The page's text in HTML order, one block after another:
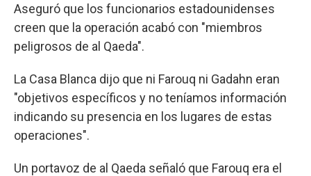
Aseguró que los funcionarios estadounidenses
creen que la operación acabó con "miembros
peligrosos de al Qaeda".
La Casa Blanca dijo que ni Farouq ni Gadahn eran
"objetivos específicos y no teníamos información
indicando su presencia en los lugares de estas
operaciones".
Un portavoz de al Qaeda señaló que Farouq era el